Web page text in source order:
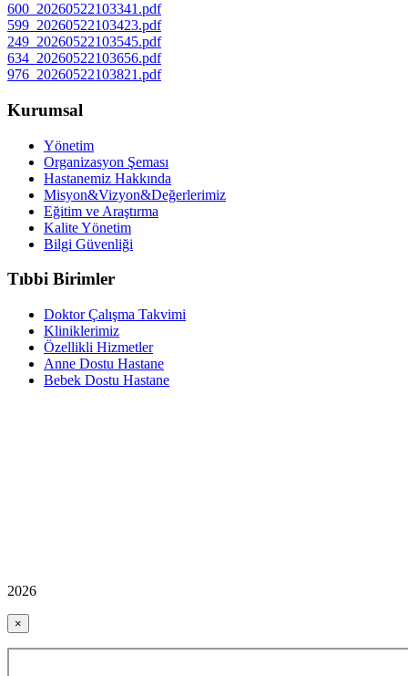
600_20260522103341.pdf
599_20260522103423.pdf
249_20260522103545.pdf
634_20260522103656.pdf
976_20260522103821.pdf
Kurumsal
Yönetim
Organizasyon Şeması
Hastanemiz Hakkında
Misyon&Vizyon&Değerlerimiz
Eğitim ve Araştırma
Kalite Yönetim
Bilgi Güvenliği
Tıbbi Birimler
Doktor Çalışma Takvimi
Kliniklerimiz
Özellikli Hizmetler
Anne Dostu Hastane
Bebek Dostu Hastane
2026
×